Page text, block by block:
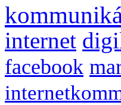
internet
facebook